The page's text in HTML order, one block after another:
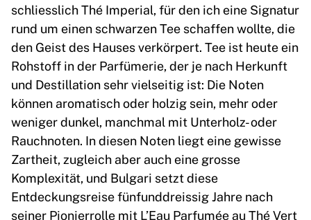
schliesslich Thé Imperial, für den ich eine Signatur
rund um einen schwarzen Tee schaffen wollte, die
den Geist des Hauses verkörpert. Tee ist heute ein
Rohstoff in der Parfümerie, der je nach Herkunft
und Destillation sehr vielseitig ist: Die Noten
können aromatisch oder holzig sein, mehr oder
weniger dunkel, manchmal mit Unterholz- oder
Rauchnoten. In diesen Noten liegt eine gewisse
Zartheit, zugleich aber auch eine grosse
Komplexität, und Bulgari setzt diese
Entdeckungsreise fünfunddreissig Jahre nach
seiner Pionierrolle mit L’Eau Parfumée au Thé Vert